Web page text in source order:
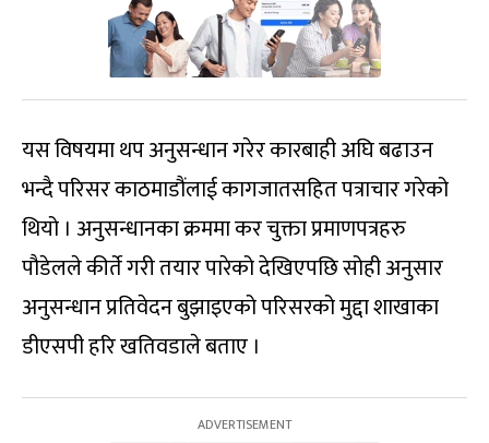
यस विषयमा थप अनुसन्धान गरेर कारबाही अघि बढाउन
भन्दै परिसर काठमाडौंलाई कागजातसहित पत्राचार गरेको
थियो । अनुसन्धानका क्रममा कर चुक्ता प्रमाणपत्रहरु
पौडेलले कीर्ते गरी तयार पारेको देखिएपछि सोही अनुसार
अनुसन्धान प्रतिवेदन बुझाइएको परिसरको मुद्दा शाखाका
डीएसपी हरि खतिवडाले बताए ।